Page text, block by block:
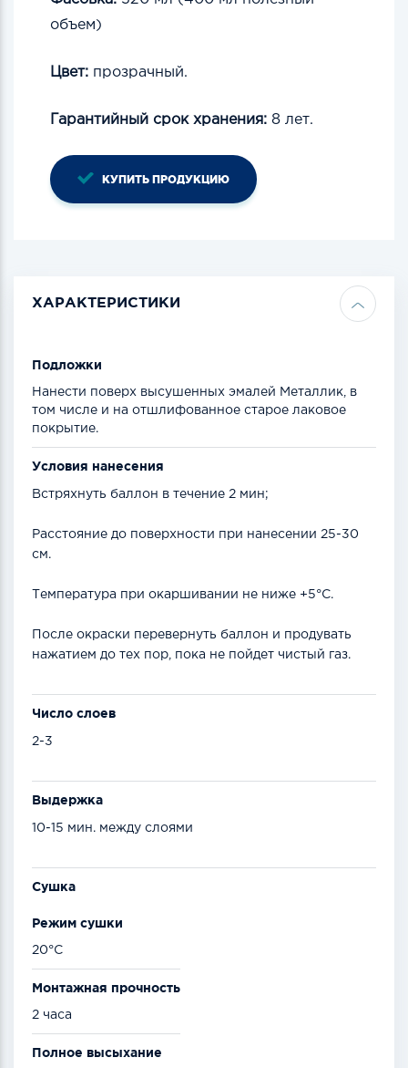
объем)
Цвет: прозрачный.
Гарантийный срок хранения: 8 лет.
КУПИТЬ ПРОДУКЦИЮ
ХАРАКТЕРИСТИКИ
Подложки
Нанести поверх высушенных эмалей Металлик, в
том числе и на отшлифованное старое лаковое
покрытие.
Условия нанесения
Встряхнуть баллон в течение 2 мин;
Расстояние до поверхности при нанесении 25-30
см.
Температура при окаршивании не ниже +5°С.
После окраски перевернуть баллон и продувать
нажатием до тех пор, пока не пойдет чистый газ.
Число слоев
2-3
Выдержка
10-15 мин. между слоями
Сушка
Режим сушки
20°C
Монтажная прочность
2 часа
Полное высыхание